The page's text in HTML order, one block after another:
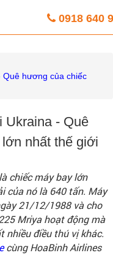
0918 640
hương của chiếc
Ukraina - Quê
nhất thế giới
chiếc máy bay lớn
của nó là 640 tấn. Máy
21/12/1988 và cho
Mriya hoạt động mà
nhiều điều thú vị khác.
cùng HoaBinh Airlines